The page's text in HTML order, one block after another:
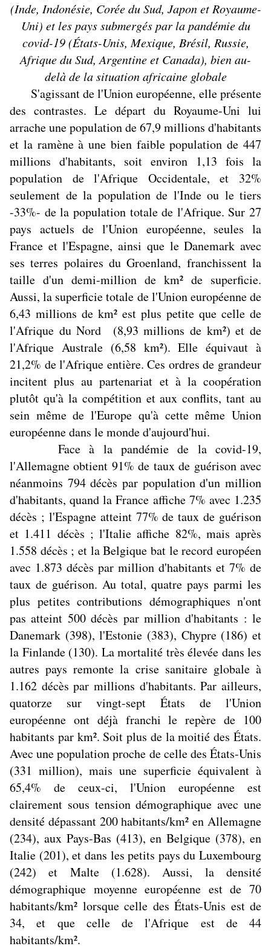
(Inde, Indonésie, Corée du Sud, Japon et Royaume-
Uni) et les pays submergés par la pandémie du
covid-19 (États-Unis, Mexique, Brésil, Russie,
Afrique du Sud, Argentine et Canada), bien au-
delà de la situation africaine globale
S'agissant de l'Union européenne, elle présente
des contrastes. Le départ du Royaume-Uni lui
arrache une population de 67,9 millions d'habitants
et la ramène à une bien faible population de 447
millions d'habitants, soit environ 1,13 fois la
population de l'Afrique Occidentale, et 32%
seulement de la population de l'Inde ou le tiers
-33%- de la population totale de l'Afrique. Sur 27
pays actuels de l'Union européenne, seules la
France et l'Espagne, ainsi que le Danemark avec
ses terres polaires du Groenland, franchissent la
taille d'un demi-million de km² de superficie.
Aussi, la superficie totale de l'Union européenne de
6,43 millions de km² est plus petite que celle de
l'Afrique du Nord (8,93 millions de km²) et de
l'Afrique Australe (6,58 km²). Elle équivaut à
21,2% de l'Afrique entière. Ces ordres de grandeur
incitent plus au partenariat et à la coopération
plutôt qu'à la compétition et aux conflits, tant au
sein même de l'Europe qu'à cette même Union
européenne dans le monde d'aujourd'hui.
Face à la pandémie de la covid-19,
l'Allemagne obtient 91% de taux de guérison avec
néanmoins 794 décès par population d'un million
d'habitants, quand la France affiche 7% avec 1.235
décès ; l'Espagne atteint 77% de taux de guérison
et 1.411 décès ; l'Italie affiche 82%, mais après
1.558 décès ; et la Belgique bat le record européen
avec 1.873 décès par million d'habitants et 7% de
taux de guérison. Au total, quatre pays parmi les
plus petites contributions démographiques n'ont
pas atteint 500 décès par million d'habitants : le
Danemark (398), l'Estonie (383), Chypre (186) et
la Finlande (130). La mortalité très élevée dans les
autres pays remonte la crise sanitaire globale à
1.162 décès par millions d'habitants. Par ailleurs,
quatorze sur vingt-sept États de l'Union
européenne ont déjà franchi le repère de 100
habitants par km². Soit plus de la moitié des États.
Avec une population proche de celle des États-Unis
(331 million), mais une superficie équivalent à
65,4% de ceux-ci, l'Union européenne est
clairement sous tension démographique avec une
densité dépassant 200 habitants/km² en Allemagne
(234), aux Pays-Bas (413), en Belgique (378), en
Italie (201), et dans les petits pays du Luxembourg
(242) et Malte (1.628). Aussi, la densité
démographique moyenne européenne est de 70
habitants/km² lorsque celle des États-Unis est de
34, et que celle de l'Afrique est de 44
habitants/km².